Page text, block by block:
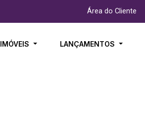
Área do Cliente
IMÓVEIS LANÇAMENTOS